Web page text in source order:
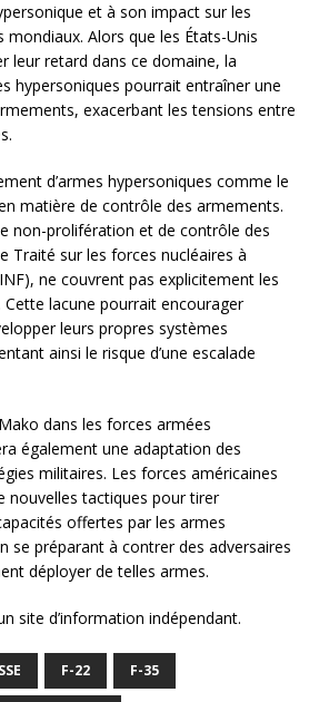
et à son impact sur les
mondiaux. Alors que les États-Unis
leur retard dans ce domaine, la
hypersoniques pourrait entraîner une
exacerbant les tensions entre
d’armes hypersoniques comme le
matière de contrôle des armements.
non-prolifération et de contrôle des
Traité sur les forces nucléaires à
ne couvrent pas explicitement les
lacune pourrait encourager
leurs propres systèmes
ainsi le risque d’une escalade
dans les forces armées
également une adaptation des
militaires. Les forces américaines
nouvelles tactiques pour tirer
offertes par les armes
se préparant à contrer des adversaires
déployer de telles armes.
site d’information indépendant.
F-22 F-35